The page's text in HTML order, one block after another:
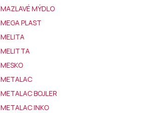
MAZLAVÉ MÝDLO
MEGA PLAST
MELITA
MELITTA
MESKO
METALAC
METALAC BOJLER
METALAC INKO